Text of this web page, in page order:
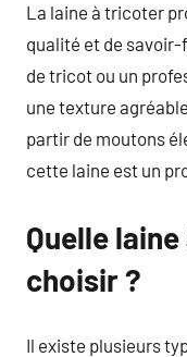
La laine à tricoter
qualité et de savoir-
de tricot ou un
une texture
partir de moutons
cette laine est un
Quelle
choisir ?
Il existe plusieurs